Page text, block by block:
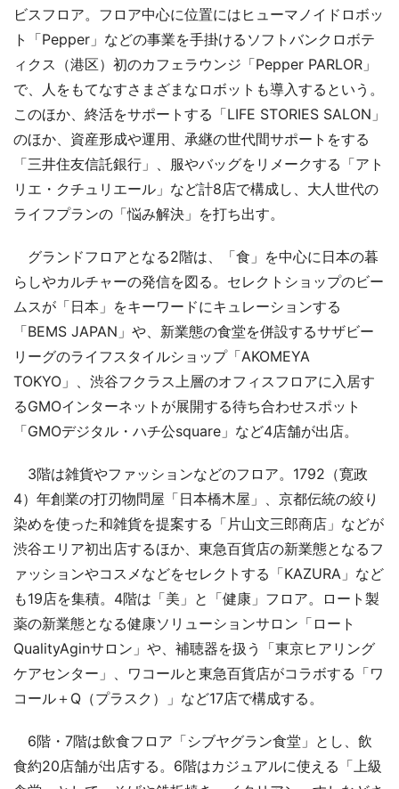
ビスフロア。フロア中心に位置にはヒューマノイドロボッ
ト「Pepper」などの事業を手掛けるソフトバンクロボテ
ィクス（港区）初のカフェラウンジ「Pepper PARLOR」
で、人をもてなすさまざまなロボットも導入するという。
このほか、終活をサポートする「LIFE STORIES SALON」
のほか、資産形成や運用、承継の世代間サポートをする
「三井住友信託銀行」、服やバッグをリメークする「アト
リエ・クチュリエール」など計8店で構成し、大人世代の
ライフプランの「悩み解決」を打ち出す。
グランドフロアとなる2階は、「食」を中心に日本の暮
らしやカルチャーの発信を図る。セレクトショップのビー
ムスが「日本」をキーワードにキュレーションする
「BEMS JAPAN」や、新業態の食堂を併設するサザビー
リーグのライフスタイルショップ「AKOMEYA
TOKYO」、渋谷フクラス上層のオフィスフロアに入居す
るGMOインターネットが展開する待ち合わせスポット
「GMOデジタル・ハチ公square」など4店舗が出店。
3階は雑貨やファッションなどのフロア。1792（寛政
4）年創業の打刃物問屋「日本橋木屋」、京都伝統の絞り
染めを使った和雑貨を提案する「片山文三郎商店」などが
渋谷エリア初出店するほか、東急百貨店の新業態となるフ
ァッションやコスメなどをセレクトする「KAZURA」など
も19店を集積。4階は「美」と「健康」フロア。ロート製
薬の新業態となる健康ソリューションサロン「ロート
QualityAginサロン」や、補聴器を扱う「東京ヒアリング
ケアセンター」、ワコールと東急百貨店がコラボする「ワ
コール＋Q（プラスク）」など17店で構成する。
6階・7階は飲食フロア「シブヤグラン食堂」とし、飲
食約20店舗が出店する。6階はカジュアルに使える「上級